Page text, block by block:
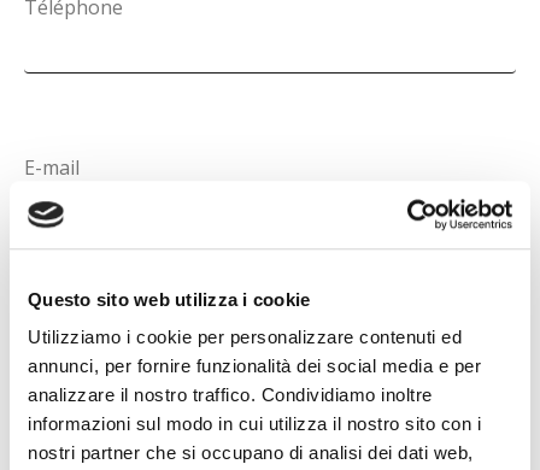
Questo sito web utilizza i cookie
Utilizziamo i cookie per personalizzare contenuti ed
annunci, per fornire funzionalità dei social media e per
analizzare il nostro traffico. Condividiamo inoltre
informazioni sul modo in cui utilizza il nostro sito con i
nostri partner che si occupano di analisi dei dati web,
Téléphone
E-mail
SUIVANT